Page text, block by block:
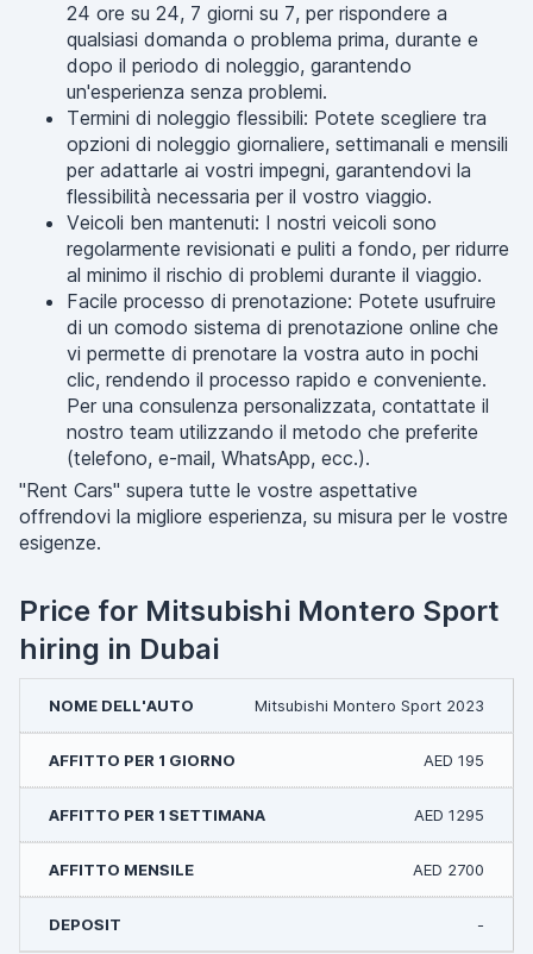
24 ore su 24, 7 giorni su 7, per rispondere a
qualsiasi domanda o problema prima, durante e
dopo il periodo di noleggio, garantendo
un'esperienza senza problemi.
Termini di noleggio flessibili: Potete scegliere tra
opzioni di noleggio giornaliere, settimanali e mensili
per adattarle ai vostri impegni, garantendovi la
flessibilità necessaria per il vostro viaggio.
Veicoli ben mantenuti: I nostri veicoli sono
regolarmente revisionati e puliti a fondo, per ridurre
al minimo il rischio di problemi durante il viaggio.
Facile processo di prenotazione: Potete usufruire
di un comodo sistema di prenotazione online che
vi permette di prenotare la vostra auto in pochi
clic, rendendo il processo rapido e conveniente.
Per una consulenza personalizzata, contattate il
nostro team utilizzando il metodo che preferite
(telefono, e-mail, WhatsApp, ecc.).
"Rent Cars" supera tutte le vostre aspettative
offrendovi la migliore esperienza, su misura per le vostre
esigenze.
Price for Mitsubishi Montero Sport
hiring in Dubai
Mitsubishi Montero Sport 2023
AED 195
AED 1295
AED 2700
-